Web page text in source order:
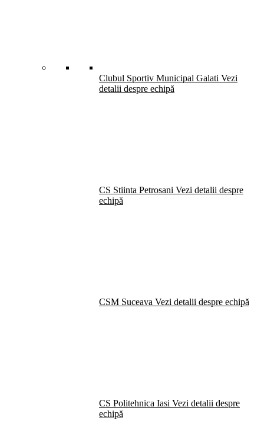
Clubul Sportiv Municipal Galati Vezi
detalii despre echipă
CS Stiinta Petrosani Vezi detalii despre
echipă
CSM Suceava Vezi detalii despre echipă
CS Politehnica Iasi Vezi detalii despre
echipă